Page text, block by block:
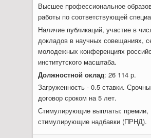
Высшее профессиональное
работы по соответствующей
Наличие публикаций, участие в
докладов в научных совещаниях,
молодежных конференциях
институтского масштаба.
Должностной оклад: 26 114 р.
Загруженность - 0.5 ставки.
договор сроком на 5 лет.
Стимулирующие выплаты: премии,
стимулирующие надбавки (ПРНД).